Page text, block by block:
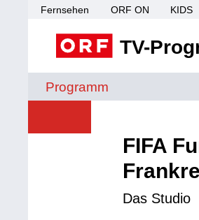
Fernsehen ORF ON KIDS
TV-
Programm
FIFA
Das Studio